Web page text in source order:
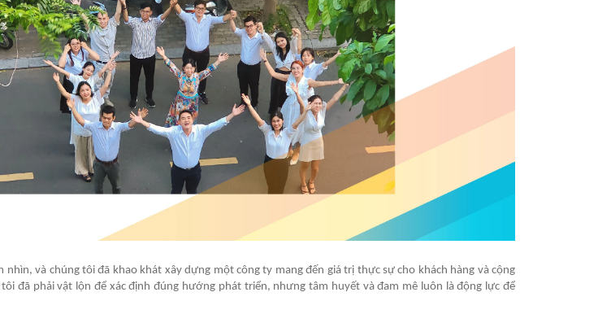
và chúng tôi đã khao khát xây dựng một công ty mang đến giá trị thực sự cho khách hàng và cộng
đã phải vật lộn để xác định đúng hướng phát triển, nhưng tâm huyết và đam mê luôn là động lực để